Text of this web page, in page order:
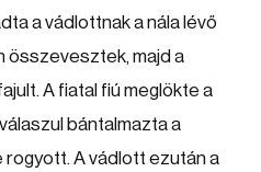
a vádlottnak a nála lévő
összevesztek, majd a
A fiatal fiú meglökte a
bántalmazta a
A vádlott ezután a